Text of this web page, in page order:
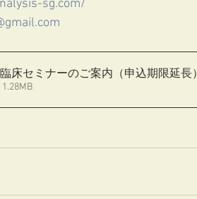
sg.com/
床セミナーのご案内（申込期限延長）